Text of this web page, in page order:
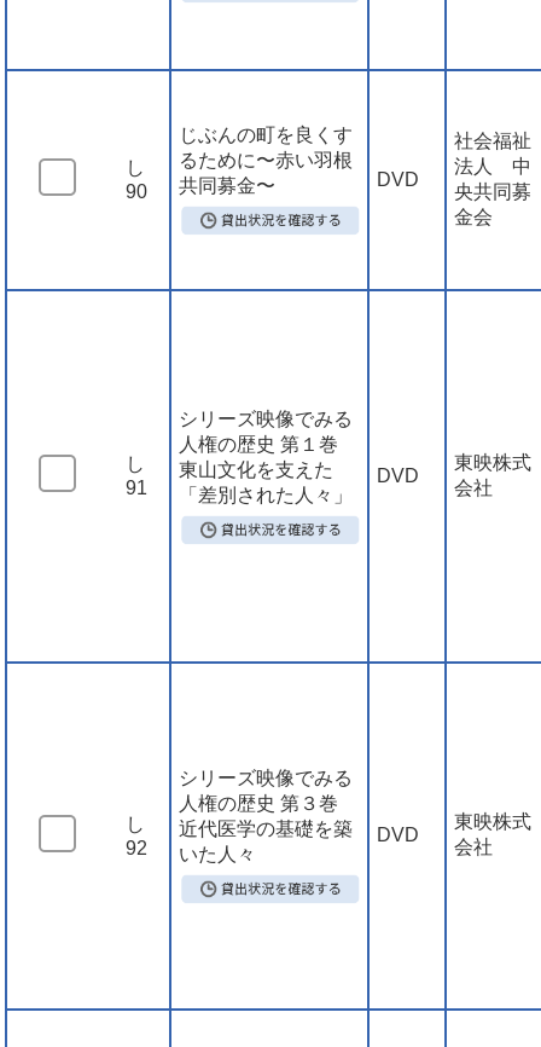
し
90
じぶんの町を良くす
るために〜赤い羽根
共同募金〜
DVD
社会福祉
法人 中
央共同募
金会
し
91
シリーズ映像でみる
人権の歴史 第１巻
東山文化を支えた
「差別された人々」
DVD
東映株式
会社
し
92
シリーズ映像でみる
人権の歴史 第３巻
近代医学の基礎を築
いた人々
DVD
東映株式
会社